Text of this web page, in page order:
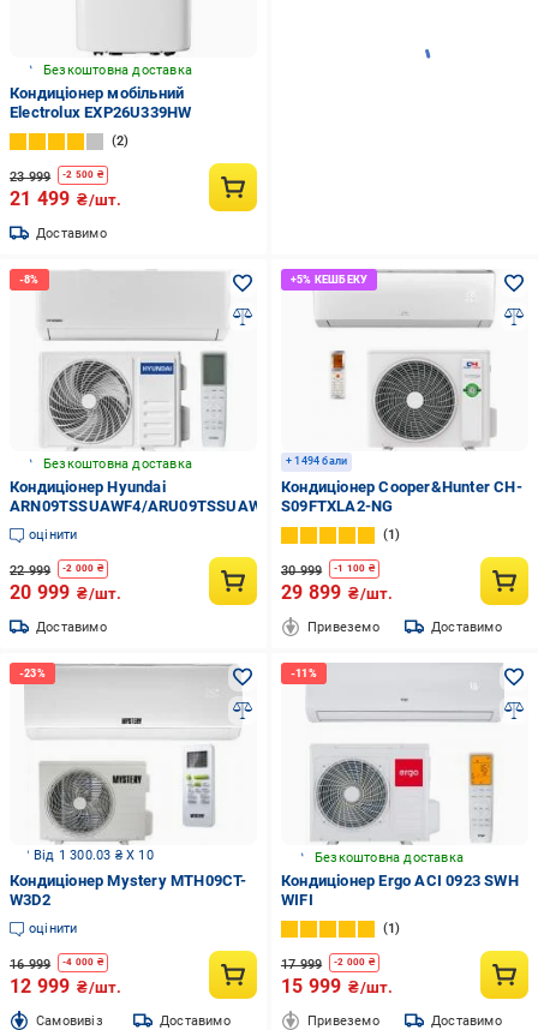
Безкоштовна доставка
Кондиціонер мобільний
Electrolux EXP26U339HW
2
23 999 -2 500 ₴
21 499 ₴/шт.
Доставимо
Безкоштовна доставка
Кондиціонер Hyundai
ARN09TSSUAWF4/ARU09TSSUAWF4
оцінити
22 999 -2 000 ₴
20 999 ₴/шт.
Доставимо
+ 1494 бали
Кондиціонер Cooper&Hunter CH-
S09FTXLA2-NG
1
30 999 -1 100 ₴
29 899 ₴/шт.
Привеземо Доставимо
Від 1 300.03 ₴ X 10
Кондиціонер Mystery MTH09CT-
W3D2
оцінити
16 999 -4 000 ₴
12 999 ₴/шт.
Cамовивіз Доставимо
Безкоштовна доставка
Кондиціонер Ergo ACI 0923 SWН
WIFI
1
17 999 -2 000 ₴
15 999 ₴/шт.
Привеземо Доставимо